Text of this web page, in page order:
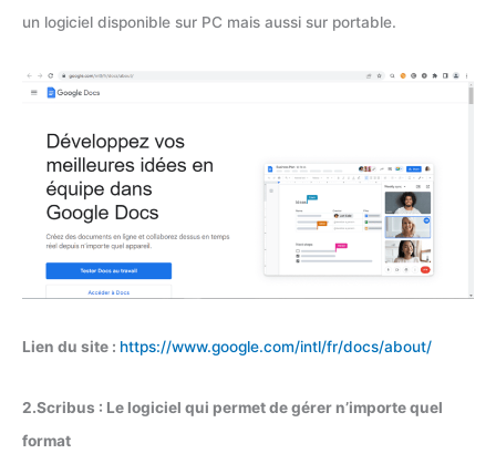
un logiciel disponible sur PC mais aussi sur portable.
Lien du site : https://www.google.com/intl/fr/docs/about/
2.Scribus : Le logiciel qui permet de gérer n’importe quel
format